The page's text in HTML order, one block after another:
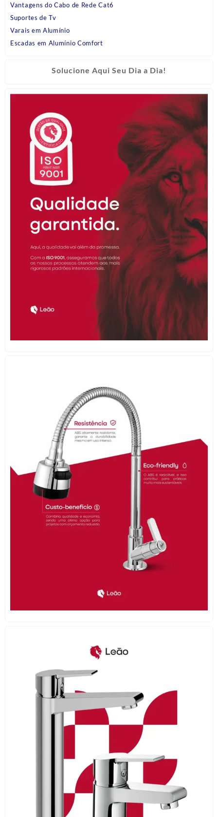
Vantagens do Cabo de Rede Cat6
Suportes de Tv
Varais em Alumínio
Escadas em Alumínio Comfort
Solucione Aqui Seu Dia a Dia!